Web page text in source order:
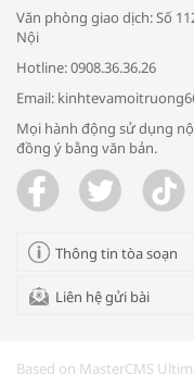
Văn phòng giao dịch: Số
Nội
Hotline: 0908.36.36.26
Email:
Mọi hành động sử dụng
đồng ý bằng văn bản.
Thông tin tòa soạn
Liên hệ gửi bài
Based on MasterCMS